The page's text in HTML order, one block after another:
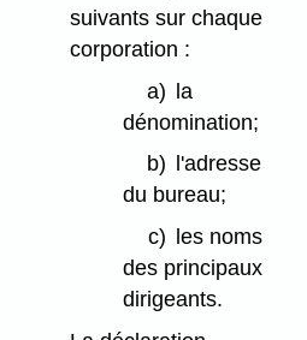
suivants sur chaque
corporation :
a) la
dénomination;
b)
l'adresse
du bureau;
c)
les noms
des principaux
dirigeants.